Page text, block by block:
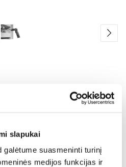
slapukai
galėtume suasmeninti turinį
medijos funkcijas ir